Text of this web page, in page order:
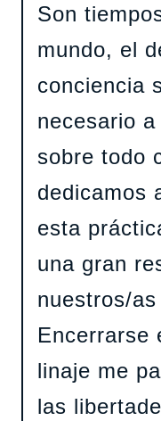
Son
mundo, el
conciencia
necesario
sobre todo
dedicamos
esta
una gran
nuestros/
Encerrarse
linaje me
las